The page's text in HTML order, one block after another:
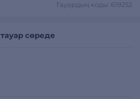
Тауардың коды: 619252
тауар сөреде